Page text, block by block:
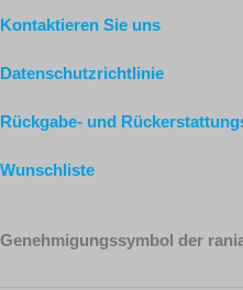
Kontaktieren Sie uns
Datenschutzrichtlinie
Rückgabe- und
Wunschliste
Genehmigungssymbol der